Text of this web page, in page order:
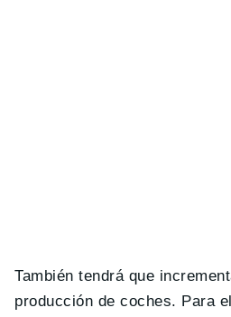
También tendrá que
producción de coches. Para